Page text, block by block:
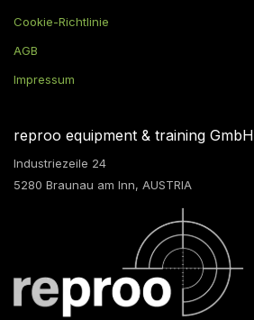
Cookie-Richtlinie
AGB
Impressum
reproo equipment & training GmbH
Industriezeile 24
5280 Braunau am Inn, AUSTRIA